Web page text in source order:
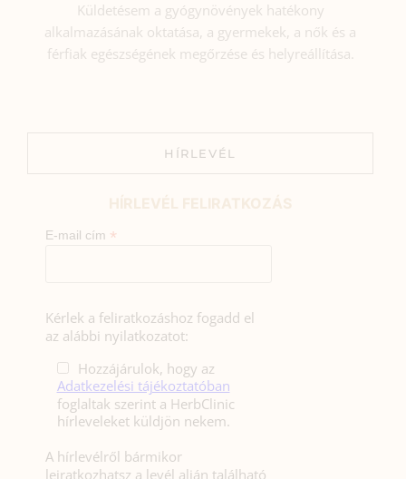
Küldetésem a gyógynövények hatékony
alkalmazásának oktatása, a gyermekek, a nők és a
férfiak egészségének megőrzése és helyreállítása.
HÍRLEVÉL
E-mail cím *
Kérlek a feliratkozáshoz fogadd el
az alábbi nyilatkozatot:
Hozzájárulok, hogy az
Adatkezelési tájékoztatóban
foglaltak szerint a HerbClinic
hírleveleket küldjön nekem.
A hírlevélről bármikor
leiratkozhatsz a levél alján található